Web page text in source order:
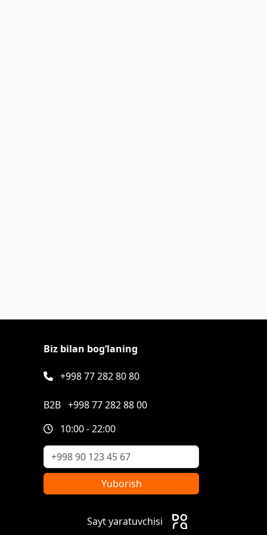
Biz bilan bog‘laning
+998 77 282 80 80
B2B +998 77 282 88 00
10:00 - 22:00
Yuborish
Sayt yaratuvchisi